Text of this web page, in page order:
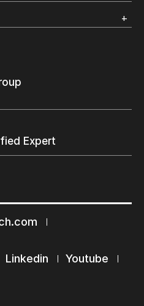
Expert
Linkedin
Youtube
contact